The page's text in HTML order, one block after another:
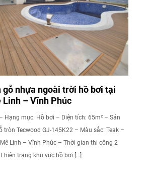
gỗ nhựa ngoài trời hồ bơi tại
– Vĩnh Phúc
Hạng mục: Hồ bơi – Diện tích: 65m² – Sản
tròn Tecwood GJ-145K22 – Màu sắc: Teak –
Linh – Vĩnh Phúc – Thời gian thi công 2
hiện trạng khu vực hồ bơi […]